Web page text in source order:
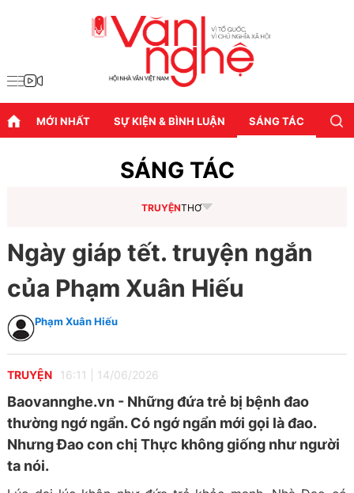
MỚI NHẤT SỰ KIỆN & BÌNH LUẬN SÁNG TÁC
SÁNG TÁC
TRUYỆNTHƠ
Ngày giáp tết. truyện ngắn
của Phạm Xuân Hiếu
Phạm Xuân Hiếu
TRUYỆN 16:11 14/06/2026
Baovannghe.vn - Những đứa trẻ bị bệnh đao
thường ngớ ngẩn. Có ngớ ngẩn mới gọi là đao.
Nhưng Đao con chị Thực không giống như người
ta nói.